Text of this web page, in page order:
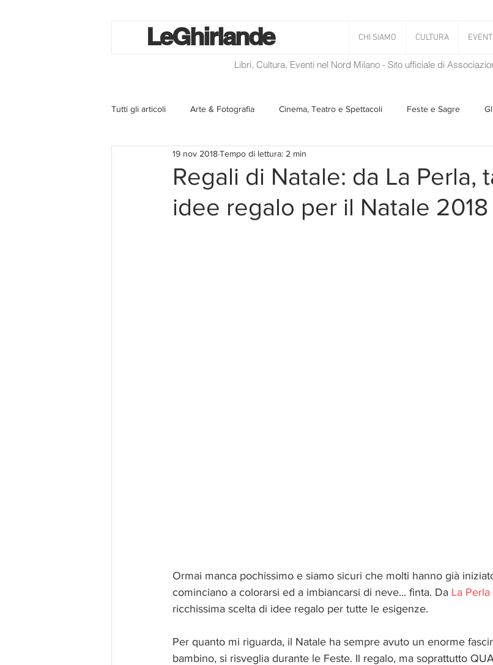
CHI SIAMO CULTURA EVENTI
LeGhirlande
Libri, Cultura, Eventi nel Nord Milano - Sito ufficiale di
Tutti gli articoli Arte & Fotografia Cinema, Teatro e Spettacoli Feste e Sagre
La lotteria degli scontrini Libri Musica
Eventi ed iniziative Utilità Il Blog di Mirabilis Salvaguardia dell'ambiente
Regali di Natale: da La Perla,
idee regalo per il Natale 2018
19 nov 2018Tempo di lettura: 2 min
Ormai manca pochissimo e siamo sicuri che molti hanno già
cominciano a colorarsi ed a imbiancarsi di neve... finta. Da La Perla
ricchissima scelta di idee regalo per tutte le esigenze.
Per quanto mi riguarda, il Natale ha sempre avuto un enorme
bambino, si risveglia durante le Feste. Il regalo, ma soprattutto